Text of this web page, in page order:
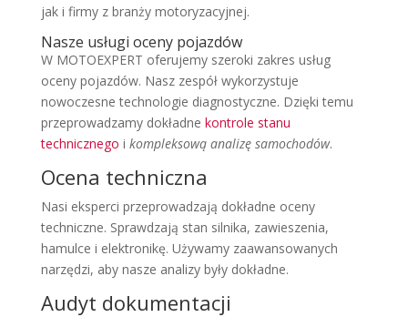
jak i firmy z branży motoryzacyjnej.
Nasze usługi oceny pojazdów
W MOTOEXPERT oferujemy szeroki zakres usług
oceny pojazdów. Nasz zespół wykorzystuje
nowoczesne technologie diagnostyczne. Dzięki temu
przeprowadzamy dokładne kontrole stanu
technicznego i kompleksową analizę samochodów.
Ocena techniczna
Nasi eksperci przeprowadzają dokładne oceny
techniczne. Sprawdzają stan silnika, zawieszenia,
hamulce i elektronikę. Używamy zaawansowanych
narzędzi, aby nasze analizy były dokładne.
Audyt dokumentacji